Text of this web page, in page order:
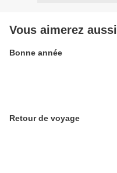
Vous aimerez aussi
Bonne année
Retour de voyage